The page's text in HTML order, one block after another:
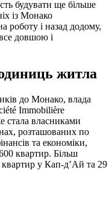
будувати ще більше
із Монако
роботу і назад додому,
все довшою і
житла
до Монако, влада
Immobilière
стала власниками
розташованих по
та економіки,
квартир. Більш
квартир у Кап-д’Ай та 29